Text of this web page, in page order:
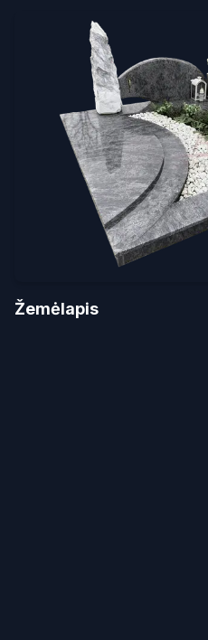
Žemėlapis